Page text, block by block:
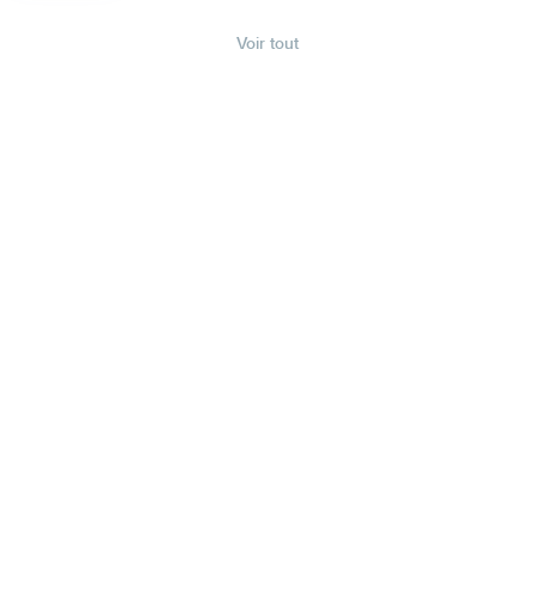
Voir tout